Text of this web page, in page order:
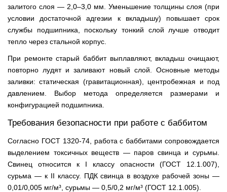
залитого слоя — 2,0–3,0 мм. Уменьшение толщины слоя (при
условии достаточной адгезии к вкладышу) повышает срок
службы подшипника, поскольку тонкий слой лучше отводит
тепло через стальной корпус.
При ремонте старый баббит выплавляют, вкладыш очищают,
повторно лудят и заливают новый слой. Основные методы
заливки: статическая (гравитационная), центробежная и под
давлением. Выбор метода определяется размерами и
конфигурацией подшипника.
Требования безопасности при работе с баббитом
Согласно ГОСТ 1320-74, работа с баббитами сопровождается
выделением токсичных веществ — паров свинца и сурьмы.
Свинец относится к I классу опасности (ГОСТ 12.1.007),
сурьма — к II классу. ПДК свинца в воздухе рабочей зоны —
0,01/0,005 мг/м³, сурьмы — 0,5/0,2 мг/м³ (ГОСТ 12.1.005).